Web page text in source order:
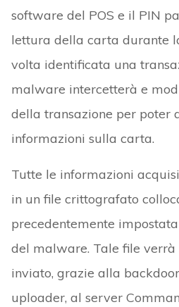
software del POS e il PIN
lettura della carta durante
volta identificata una
malware intercetterà e
della transazione per poter
informazioni sulla carta.
Tutte le informazioni
in un file crittografato
precedentemente
del malware. Tale file verrà
inviato, grazie alla
uploader, al server